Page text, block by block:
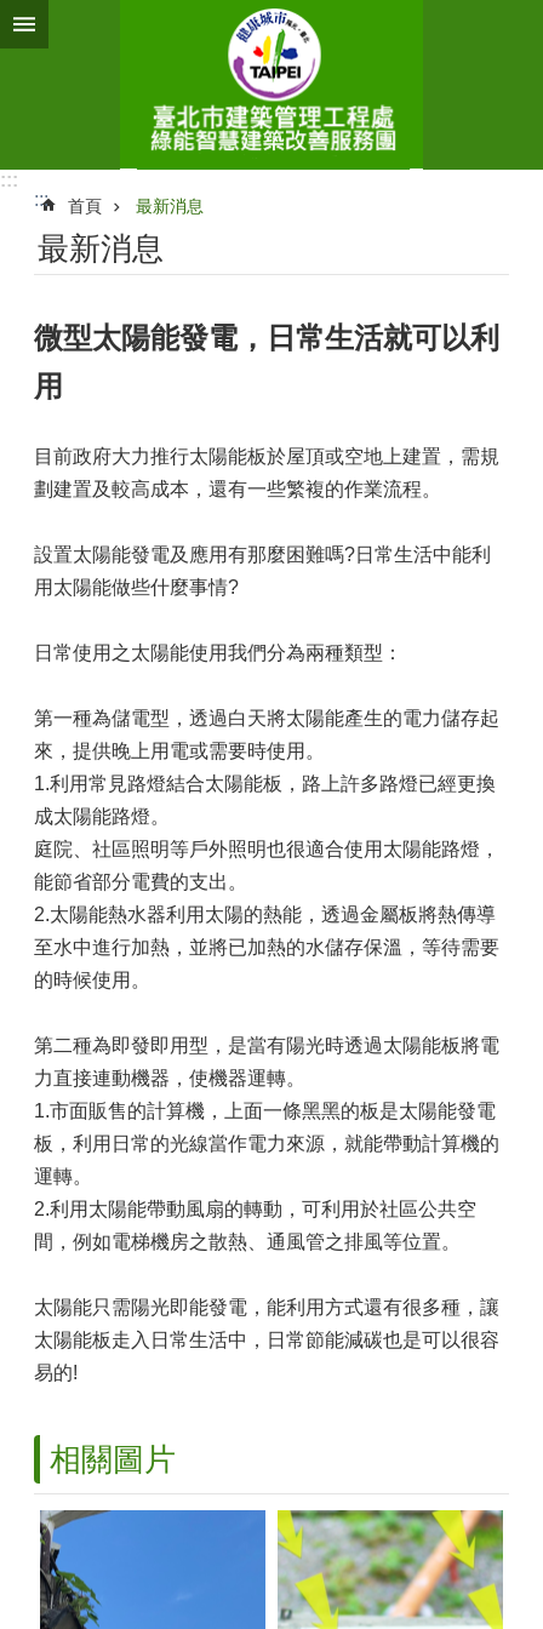
跳到主要內容區塊
:::
:::
首頁 最新消息
最新消息
微型太陽能發電，日常生活就可以利
用
目前政府大力推行太陽能板於屋頂或空地上建置，需規
劃建置及較高成本，還有一些繁複的作業流程。
設置太陽能發電及應用有那麼困難嗎?日常生活中能利
用太陽能做些什麼事情?
日常使用之太陽能使用我們分為兩種類型：
第一種為儲電型，透過白天將太陽能產生的電力儲存起
來，提供晚上用電或需要時使用。
1.利用常見路燈結合太陽能板，路上許多路燈已經更換
成太陽能路燈。
庭院、社區照明等戶外照明也很適合使用太陽能路燈，
能節省部分電費的支出。
2.太陽能熱水器利用太陽的熱能，透過金屬板將熱傳導
至水中進行加熱，並將已加熱的水儲存保溫，等待需要
的時候使用。
第二種為即發即用型，是當有陽光時透過太陽能板將電
力直接連動機器，使機器運轉。
1.市面販售的計算機，上面一條黑黑的板是太陽能發電
板，利用日常的光線當作電力來源，就能帶動計算機的
運轉。
2.利用太陽能帶動風扇的轉動，可利用於社區公共空
間，例如電梯機房之散熱、通風管之排風等位置。
太陽能只需陽光即能發電，能利用方式還有很多種，讓
太陽能板走入日常生活中，日常節能減碳也是可以很容
易的!
相關圖片